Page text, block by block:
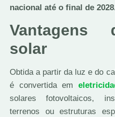
nacional até o final de
Vantagens
solar
Obtida a partir da luz e do
é convertida em
solares fotovoltaicos,
terrenos ou estruturas